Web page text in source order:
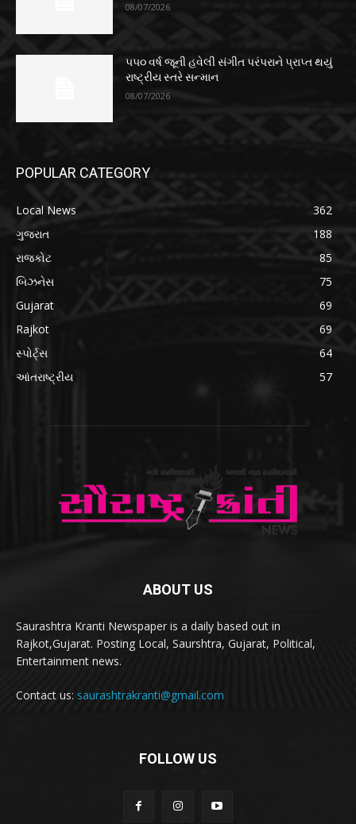
08/07/2026
૫૫૦ વર્ષ જૂની હવેલી સંગીત પરંપરાને પ્રાપ્ત થયું
રાષ્ટ્રીય સ્તરે સન્માન
08/07/2026
POPULAR CATEGORY
Local News
362
ગુજરાત
188
રાજકોટ
85
બિઝનેસ
75
Gujarat
69
Rajkot
69
સ્પોર્ટ્સ
64
આંતરાષ્ટ્રીય
57
ABOUT US
Saurashtra Kranti Newspaper is a daily based out in
Rajkot,Gujarat. Posting Local, Saurshtra, Gujarat, Political,
Entertainment news.
Contact us: saurashtrakranti@gmail.com
FOLLOW US